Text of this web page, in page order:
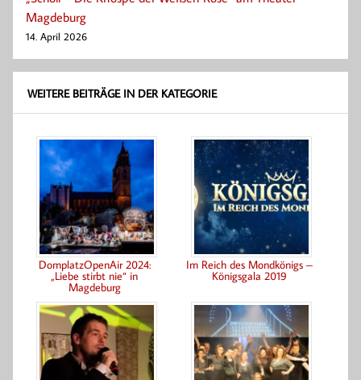
Magdeburg
14. April 2026
WEITERE BEITRÄGE IN DER KATEGORIE
DomplatzOpenAir 2024:
„Liebe stirbt nie“ in
Magdeburg
Im Reich des Mondkönigs –
Königsgala 2019